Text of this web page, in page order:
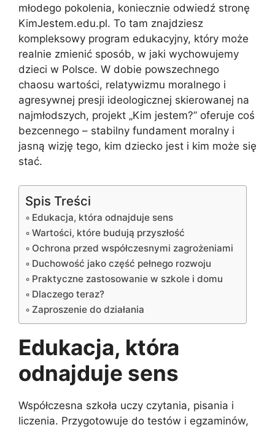
młodego pokolenia, koniecznie odwiedź stronę
KimJestem.edu.pl. To tam znajdziesz
kompleksowy program edukacyjny, który może
realnie zmienić sposób, w jaki wychowujemy
dzieci w Polsce. W dobie powszechnego
chaosu wartości, relatywizmu moralnego i
agresywnej presji ideologicznej skierowanej na
najmłodszych, projekt „Kim jestem?” oferuje coś
bezcennego – stabilny fundament moralny i
jasną wizję tego, kim dziecko jest i kim może się
stać.
Spis Treści
Edukacja, która odnajduje sens
Wartości, które budują przyszłość
Ochrona przed współczesnymi zagrożeniami
Duchowość jako część pełnego rozwoju
Praktyczne zastosowanie w szkole i domu
Dlaczego teraz?
Zaproszenie do działania
Edukacja, która
odnajduje sens
Współczesna szkoła uczy czytania, pisania i
liczenia. Przygotowuje do testów i egzaminów,